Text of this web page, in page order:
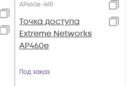
AP460e-WR
Точка доступа
Extreme Networks
AP460e
Под заказ